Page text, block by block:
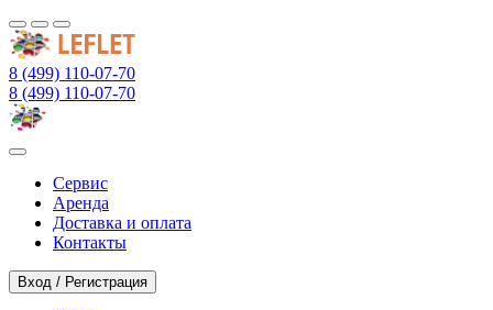
8 (499) 110-07-70
8 (499) 110-07-70
Сервис
Аренда
Доставка и оплата
Контакты
Вход / Регистрация